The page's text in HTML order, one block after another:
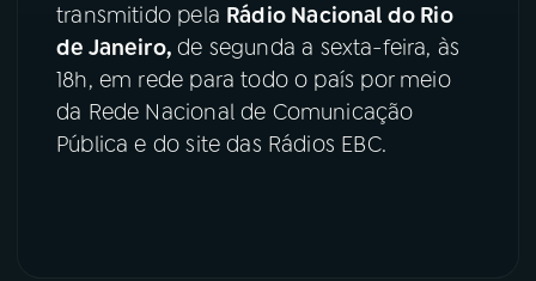
transmitido pela Rádio Nacional do Rio
de Janeiro,de segunda a sexta-feira, às
18h, em rede para todo o país por meio
da Rede Nacional de Comunicação
Pública e do site das Rádios EBC.